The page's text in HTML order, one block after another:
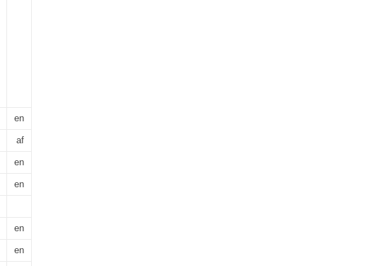
en
af
en
en
en
en